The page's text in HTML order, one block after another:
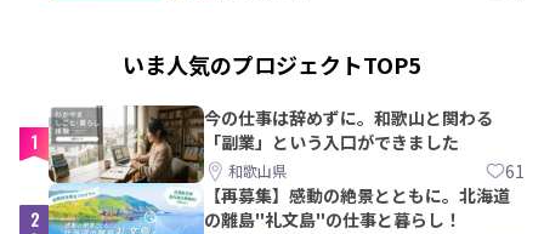
いま人気のプロジェクトTOP5
1
今の仕事は辞めずに。和歌山と関わる
「副業」という入口ができました
和歌山県 61
2
【再募集】感動の絶景とともに。北海道
の離島"礼文島"の仕事と暮らし！